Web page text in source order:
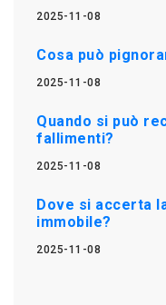
2025-11-08
Cosa può
2025-11-08
Quando si può
fallimenti?
2025-11-08
Dove si accerta
immobile?
2025-11-08